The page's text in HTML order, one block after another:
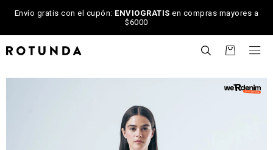
Envío gratis con el cupón: ENVIOGRATIS en compras mayores a
$6000
